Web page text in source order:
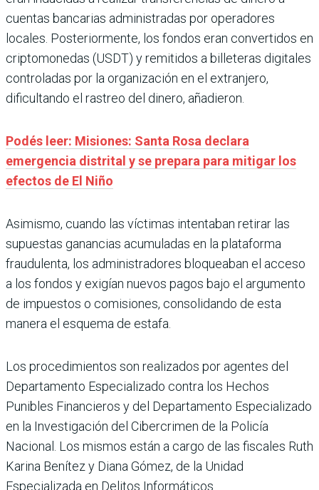
cuentas bancarias administradas por operadores
locales. Posteriormente, los fondos eran convertidos en
criptomonedas (USDT) y remitidos a billeteras digitales
controladas por la organización en el extranjero,
dificultando el rastreo del dinero, añadieron.
Podés leer: Misiones: Santa Rosa declara
emergencia distrital y se prepara para mitigar los
efectos de El Niño
Asimismo, cuando las víctimas intentaban retirar las
supuestas ganancias acumuladas en la plataforma
fraudulenta, los administradores bloqueaban el acceso
a los fondos y exigían nuevos pagos bajo el argumento
de impuestos o comisiones, consolidando de esta
manera el esquema de estafa.
Los procedimientos son realizados por agentes del
Departamento Especializado contra los Hechos
Punibles Financieros y del Departamento Especializado
en la Investigación del Cibercrimen de la Policía
Nacional. Los mismos están a cargo de las fiscales Ruth
Karina Benítez y Diana Gómez, de la Unidad
Especializada en Delitos Informáticos.